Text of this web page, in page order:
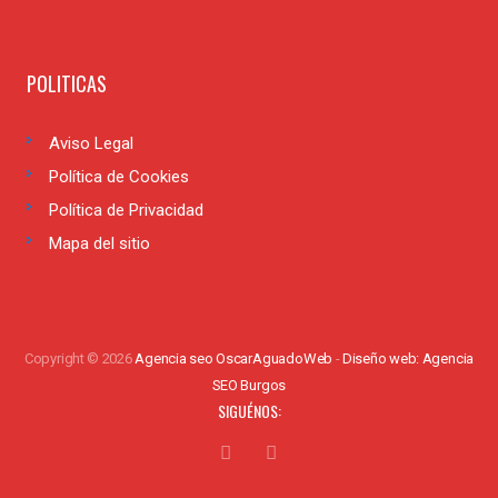
POLITICAS
Aviso Legal
Política de Cookies
Política de Privacidad
Mapa del sitio
Copyright © 2026Agencia seo OscarAguadoWeb -Diseño web: Agencia
SEO Burgos
SIGUÉNOS: